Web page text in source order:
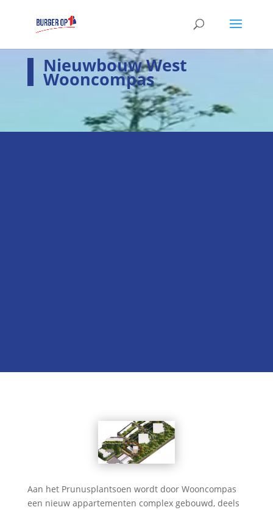
Nieuwbouw West
Wooncompas
Aan het Prunusplantsoen wordt door Wooncompas
een nieuw appartementen complex gebouwd, deels